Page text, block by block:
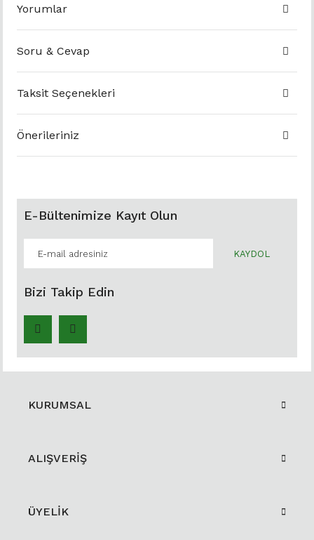
Yorumlar
Soru & Cevap
Taksit Seçenekleri
Önerileriniz
E-Bültenimize Kayıt Olun
KAYDOL
Bizi Takip Edin
KURUMSAL
ALIŞVERİŞ
ÜYELİK